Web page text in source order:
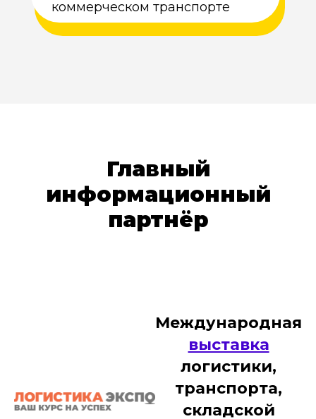
коммерческом транспорте
Главный
информационный
партнёр
Международная
выставка
логистики,
транспорта,
складской